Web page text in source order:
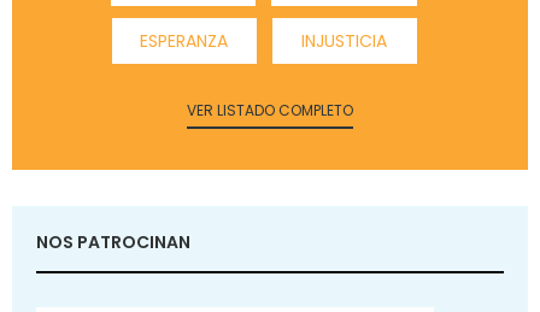
ESPERANZA INJUSTICIA
VER LISTADO COMPLETO
NOS PATROCINAN